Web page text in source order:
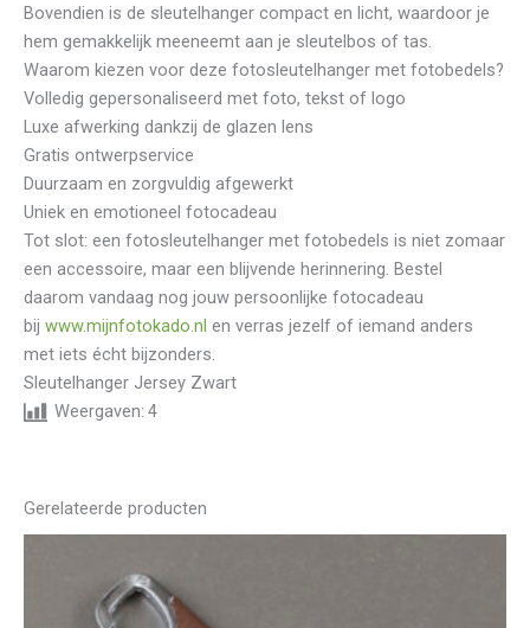
Bovendien is de sleutelhanger compact en licht, waardoor je
hem gemakkelijk meeneemt aan je sleutelbos of tas.
Waarom kiezen voor deze fotosleutelhanger met fotobedels?
Volledig gepersonaliseerd met foto, tekst of logo
Luxe afwerking dankzij de glazen lens
Gratis ontwerpservice
Duurzaam en zorgvuldig afgewerkt
Uniek en emotioneel fotocadeau
Tot slot: een fotosleutelhanger met fotobedels is niet zomaar
een accessoire, maar een blijvende herinnering. Bestel
daarom vandaag nog jouw persoonlijke fotocadeau
bij www.mijnfotokado.nl en verras jezelf of iemand anders
met iets écht bijzonders.
Sleutelhanger Jersey Zwart
Weergaven: 4
Gerelateerde producten